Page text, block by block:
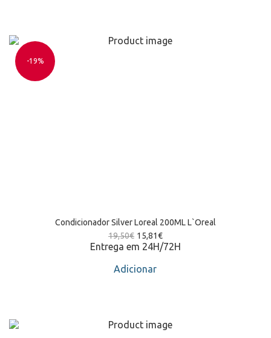
-19%
Condicionador Silver Loreal 200ML L`Oreal
19,50€ 15,81€
Entrega em 24H/72H
Adicionar